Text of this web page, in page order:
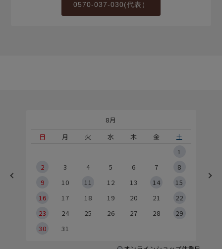
0570-037-030(代表）
8月
日
月 火 水 木 金
土
1
2
3 4 5 6 7
8
9
10 11 12 13 14
15
16
17 18 19 20 21
22
23
24 25 26 27 28
29
30
31